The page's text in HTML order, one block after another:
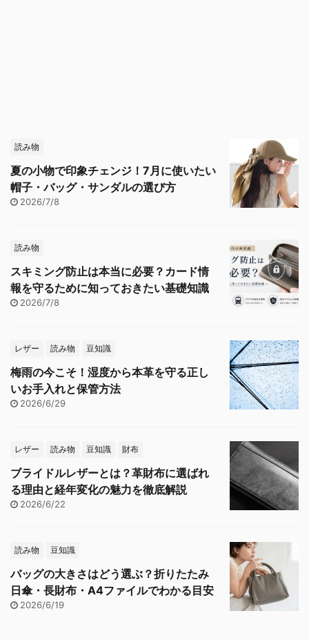
読み物
夏の小物で印象チェンジ！7月に使いたい
帽子・バッグ・サンダルの選び方
2026/7/8
読み物
スキミング防止は本当に必要？カード情
報を守るために知っておきたい基礎知識
2026/7/8
レザー 読み物 豆知識
梅雨の今こそ！湿度から本革を守る正し
いお手入れと保管方法
2026/6/29
レザー 読み物 豆知識 財布
ブライドルレザーとは？革財布に選ばれ
る理由と経年変化の魅力を徹底解説
2026/6/22
読み物 豆知識
バッグの大きさはどう選ぶ？折りたたみ
日傘・長財布・A4ファイルでわかる目安
2026/6/19